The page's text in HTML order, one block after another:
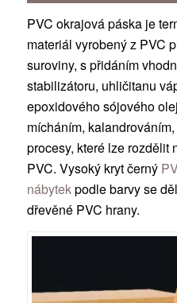
PVC okrajová páska je
materiál vyrobený z PVC
suroviny, s přidáním
stabilizátoru, uhličitanu
epoxidového sójového
mícháním,
procesy, které lze rozdělit
PVC. Vysoký kryt černý
nábytekpodle barvy se
dřevěné PVC hrany.